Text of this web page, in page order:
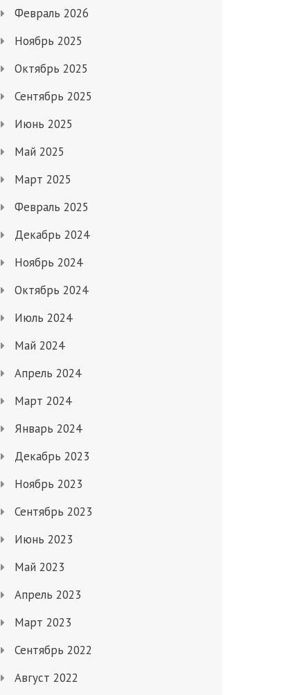
Февраль 2026
Ноябрь 2025
Октябрь 2025
Сентябрь 2025
Июнь 2025
Май 2025
Март 2025
Февраль 2025
Декабрь 2024
Ноябрь 2024
Октябрь 2024
Июль 2024
Май 2024
Апрель 2024
Март 2024
Январь 2024
Декабрь 2023
Ноябрь 2023
Сентябрь 2023
Июнь 2023
Май 2023
Апрель 2023
Март 2023
Сентябрь 2022
Август 2022